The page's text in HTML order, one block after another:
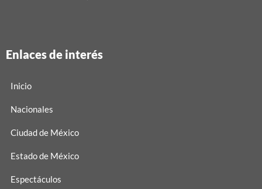
Enlaces de interés
Inicio
Nacionales
Ciudad de México
Estado de México
Espectáculos